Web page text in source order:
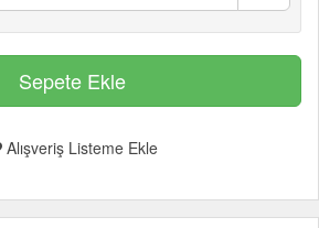
Alışveriş Listeme Ekle